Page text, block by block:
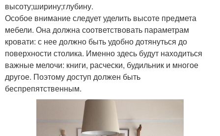
высоту;ширину;глубину.
Особое внимание следует уделить высоте предмета
мебели. Она должна соответствовать параметрам
кровати: с нее должно быть удобно дотянуться до
поверхности столика. Именно здесь будут находиться
важные мелочи: книги, расчески, будильник и многое
другое. Поэтому доступ должен быть
беспрепятственным.